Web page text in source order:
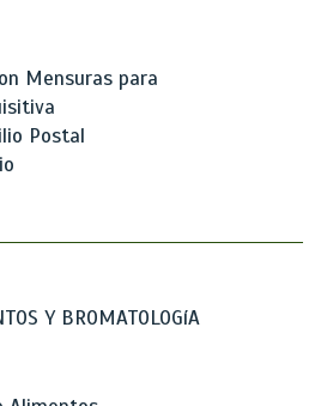
Mensuras para
Postal
Y BROMATOLOGíA